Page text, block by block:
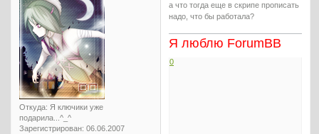
Откуда: Я ключики уже
подарила...^_^
Зарегистрирован: 06.06.2007
а что тогда еще в скрипе прописать
надо, что бы работала?
Я люблю ForumBB
0